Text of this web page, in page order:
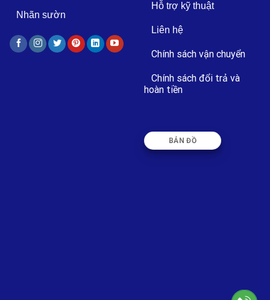
Nhãn sườn
Hỗ trợ kỹ thuật
Liên hệ
Chính sách vận chuyển
Chính sách đổi trả và
hoàn tiền
BẢN ĐỒ